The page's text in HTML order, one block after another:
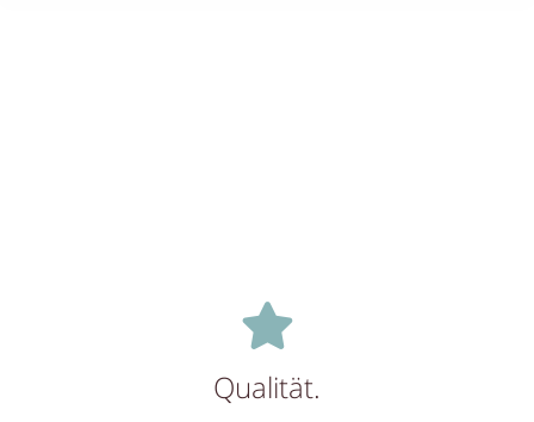
Qualität.